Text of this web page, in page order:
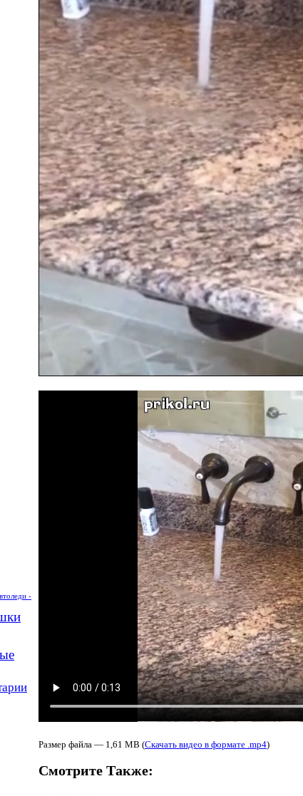
-
Размер файла — 1,61 MB (Скачать видео в формате .mp4)
Смотрите Также: